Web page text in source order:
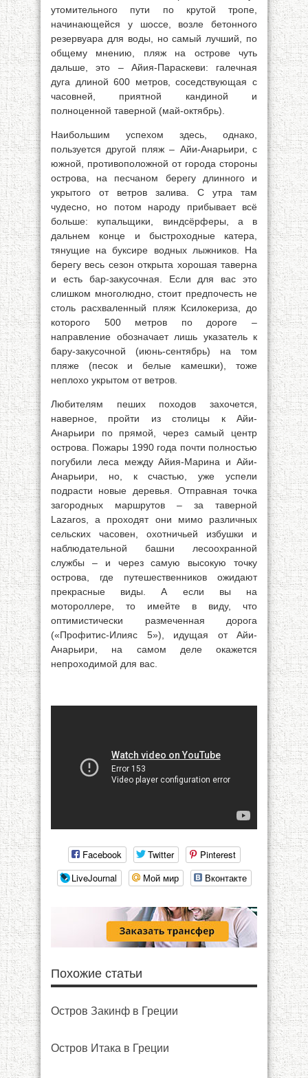
утомительного пути по крутой тропе,
начинающейся у шоссе, возле бетонного
резервуара для воды, но самый лучший, по
общему мнению, пляж на острове чуть
дальше, это – Айия-Параскеви: галечная
дуга длиной 600 метров, соседствующая с
часовней, приятной кандиной и
полноценной таверной (май-октябрь).
Наибольшим успехом здесь, однако,
пользуется другой пляж – Айи-Анарьири, с
южной, противоположной от города стороны
острова, на песчаном берегу длинного и
укрытого от ветров залива. С утра там
чудесно, но потом народу прибывает всё
больше: купальщики, виндсёрферы, а в
дальнем конце и быстроходные катера,
тянущие на буксире водных лыжников. На
берегу весь сезон открыта хорошая таверна
и есть бар-закусочная. Если для вас это
слишком многолюдно, стоит предпочесть не
столь расхваленный пляж Ксилокериза, до
которого 500 метров по дороге –
направление обозначает лишь указатель к
бару-закусочной (июнь-сентябрь) на том
пляже (песок и белые камешки), тоже
неплохо укрытом от ветров.
Любителям пеших походов захочется,
наверное, пройти из столицы к Айи-
Анарьири по прямой, через самый центр
острова. Пожары 1990 года почти полностью
погубили леса между Айия-Марина и Айи-
Анарьири, но, к счастью, уже успели
подрасти новые деревья. Отправная точка
загородных маршрутов – за таверной
Lazaros, а проходят они мимо различных
сельских часовен, охотничьей избушки и
наблюдательной башни лесоохранной
службы – и через самую высокую точку
острова, где путешественников ожидают
прекрасные виды. А если вы на
мотороллере, то имейте в виду, что
оптимистически размеченная дорога
(«Профитис-Илияс 5»), идущая от Айи-
Анарьири, на самом деле окажется
непроходимой для вас.
Facebook Twitter
Pinterest
LiveJournal
Мой мир Вконтакте
Похожие статьи
Остров Закинф в Греции
Остров Итака в Греции